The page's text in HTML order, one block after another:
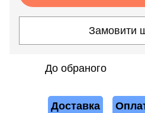
Замовити
До обраного
Доставка